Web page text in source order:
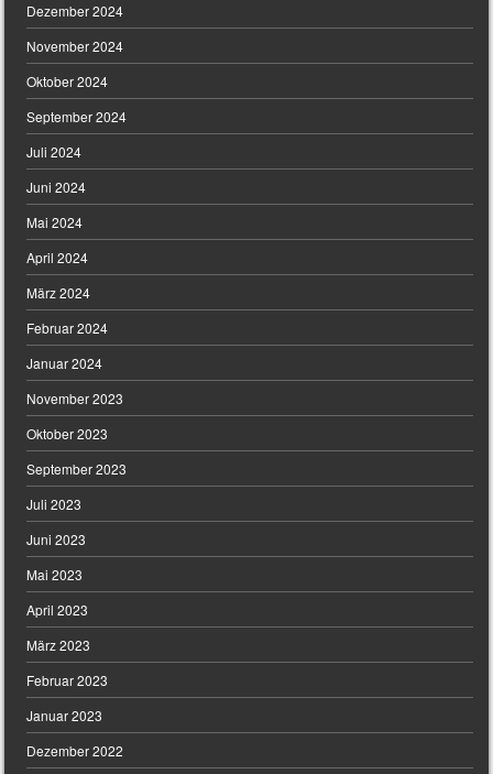
Dezember 2024
November 2024
Oktober 2024
September 2024
Juli 2024
Juni 2024
Mai 2024
April 2024
März 2024
Februar 2024
Januar 2024
November 2023
Oktober 2023
September 2023
Juli 2023
Juni 2023
Mai 2023
April 2023
März 2023
Februar 2023
Januar 2023
Dezember 2022